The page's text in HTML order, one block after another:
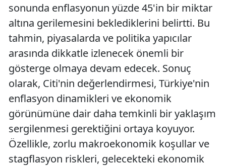
sonunda enflasyonun yüzde 45'in bir miktar
altına gerilemesini beklediklerini belirtti. Bu
tahmin, piyasalarda ve politika yapıcılar
arasında dikkatle izlenecek önemli bir
gösterge olmaya devam edecek. Sonuç
olarak, Citi'nin değerlendirmesi, Türkiye'nin
enflasyon dinamikleri ve ekonomik
görünümüne dair daha temkinli bir yaklaşım
sergilenmesi gerektiğini ortaya koyuyor.
Özellikle, zorlu makroekonomik koşullar ve
stagflasyon riskleri, gelecekteki ekonomik